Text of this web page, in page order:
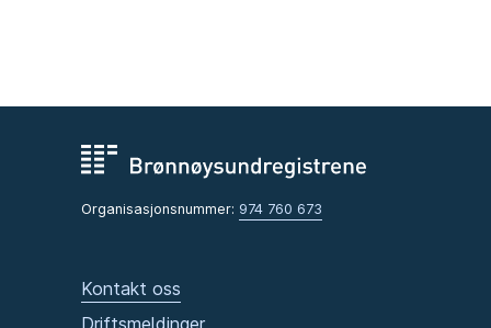
Organisasjonsnummer: 974 760 673
Kontakt oss